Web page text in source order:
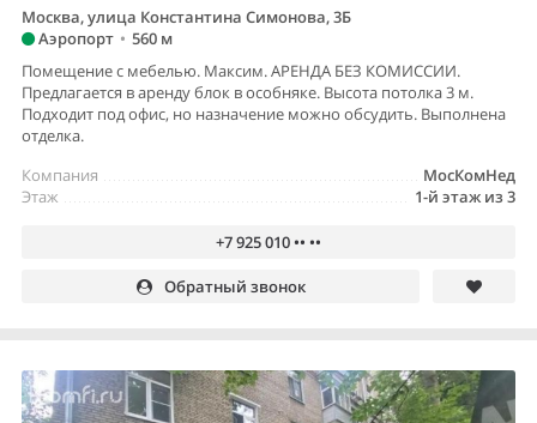
Москва, улица Константина Симонова, 3Б
Аэропорт • 560 м
Помещение с мебелью. Максим. АРЕНДА БЕЗ КОМИССИИ.
Предлагается в аренду блок в особняке. Высота потолка 3 м.
Подходит под офис, но назначение можно обсудить. Выполнена
отделка.
МосКомНед
Компания
1-й этаж из 3
Этаж
+7 925 010 •• ••
Обратный звонок